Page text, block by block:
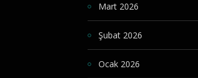
Mart 2026
Şubat 2026
Ocak 2026